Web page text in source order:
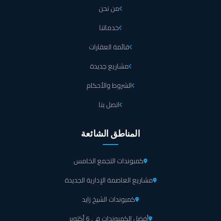
توفير مجموعة من الخدمات الاستثنائية عالية الجودة التي تم تصميمها لتمنح السكان كل
Cairo Compound على العيادات الطبية المتخصصة التي تم
لأجواء مريحة وراقية.
متعة لا حدود لها يحصل عليها السكان في الكلوب هاوس داخل
كمبوند تراينجل القاهرة الجديدة للاستمتاع بالأجواء الترفيهية
التي تم تزويدها بالمرافق الخاصة وتنظيم العديد من الفعاليات
من نحن
خدماتنا
قائمة العقارات
مشاريع جديدة
الشروط والأحكام
اتصل بنا
المناطق الشائعة
كمبوندات التجمع الخامس
مشاريع العاصمة الإدارية الجديدة
كمبوندات الشيخ زايد